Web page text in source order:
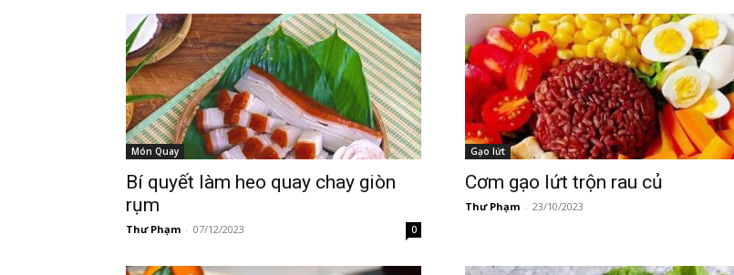
Món Quay
Bí quyết làm heo quay chay giòn
rụm
Thư Phạm - 07/12/2023 0
Gạo lứt
Cơm gạo lứt trộn rau củ
Thư Phạm - 23/10/2023